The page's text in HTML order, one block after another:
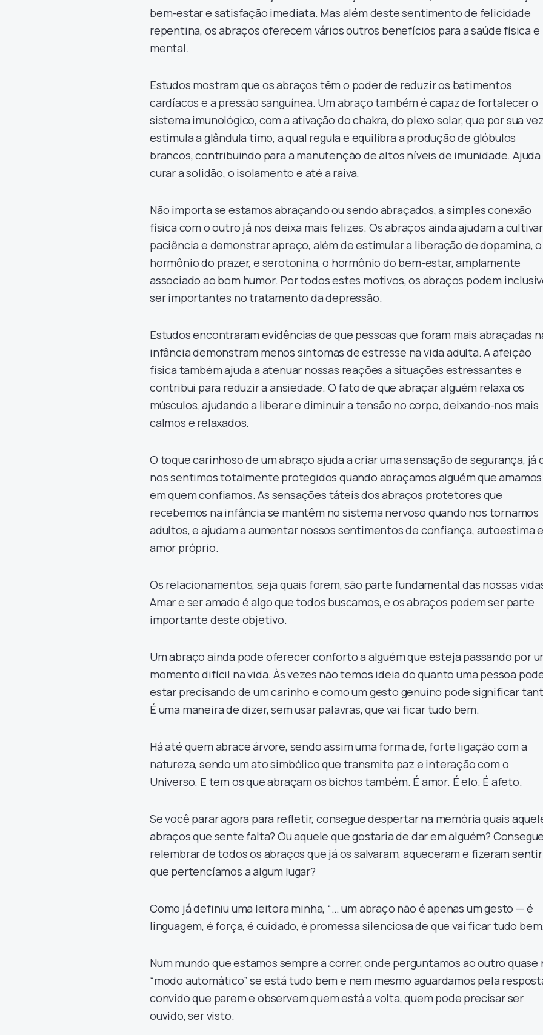
bem-estar e satisfação imediata. Mas além deste sentimento de felicidade
repentina, os abraços oferecem vários outros benefícios para a saúde física e
mental.
Estudos mostram que os abraços têm o poder de reduzir os batimentos
cardíacos e a pressão sanguínea. Um abraço também é capaz de fortalecer o
sistema imunológico, com a ativação do chakra, do plexo solar, que por sua vez
estimula a glândula timo, a qual regula e equilibra a produção de glóbulos
brancos, contribuindo para a manutenção de altos níveis de imunidade. Ajuda
curar a solidão, o isolamento e até a raiva.
Não importa se estamos abraçando ou sendo abraçados, a simples conexão
física com o outro já nos deixa mais felizes. Os abraços ainda ajudam a
paciência e demonstrar apreço, além de estimular a liberação de dopamina, o
hormônio do prazer, e serotonina, o hormônio do bem-estar, amplamente
associado ao bom humor. Por todos estes motivos, os abraços podem
ser importantes no tratamento da depressão.
Estudos encontraram evidências de que pessoas que foram mais abraçadas
infância demonstram menos sintomas de estresse na vida adulta. A afeição
física também ajuda a atenuar nossas reações a situações estressantes e
contribui para reduzir a ansiedade. O fato de que abraçar alguém relaxa os
músculos, ajudando a liberar e diminuir a tensão no corpo, deixando-nos mais
calmos e relaxados.
O toque carinhoso de um abraço ajuda a criar uma sensação de segurança, já
nos sentimos totalmente protegidos quando abraçamos alguém que
em quem confiamos. As sensações táteis dos abraços protetores que
recebemos na infância se mantêm no sistema nervoso quando nos tornamos
adultos, e ajudam a aumentar nossos sentimentos de confiança, autoestima e
amor próprio.
Os relacionamentos, seja quais forem, são parte fundamental das nossas
Amar e ser amado é algo que todos buscamos, e os abraços podem ser parte
importante deste objetivo.
Um abraço ainda pode oferecer conforto a alguém que esteja passando por
momento difícil na vida. Às vezes não temos ideia do quanto uma pessoa
estar precisando de um carinho e como um gesto genuíno pode significar
É uma maneira de dizer, sem usar palavras, que vai ficar tudo bem.
Há até quem abrace árvore, sendo assim uma forma de, forte ligação com a
natureza, sendo um ato simbólico que transmite paz e interação com o
Universo. E tem os que abraçam os bichos também. É amor. É elo. É afeto.
Se você parar agora para refletir, consegue despertar na memória quais
abraços que sente falta? Ou aquele que gostaria de dar em alguém? Consegue
relembrar de todos os abraços que já os salvaram, aqueceram e fizeram sentir
que pertencíamos a algum lugar?
Como já definiu uma leitora minha, “… um abraço não é apenas um gesto — é
linguagem, é força, é cuidado, é promessa silenciosa de que vai ficar tudo
Num mundo que estamos sempre a correr, onde perguntamos ao outro quase
“modo automático” se está tudo bem e nem mesmo aguardamos pela
convido que parem e observem quem está a volta, quem pode precisar ser
ouvido, ser visto.